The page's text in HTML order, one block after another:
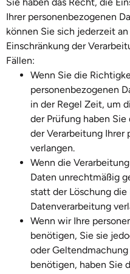
Sie haben das Recht, die
Ihrer personenbezogenen
können Sie sich jederzeit
Einschränkung der
Fällen:
Wenn Sie die
personenbezogenen
in der Regel Zeit, um
der Prüfung haben
der Verarbeitung Ihrer
verlangen.
Wenn die
Daten unrechtmäßig
statt der Löschung die
Datenverarbeitung
Wenn wir Ihre
benötigen, Sie sie
oder
benötigen, haben Sie